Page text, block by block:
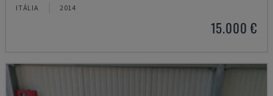
ITÁLIA 2014
15.000 €